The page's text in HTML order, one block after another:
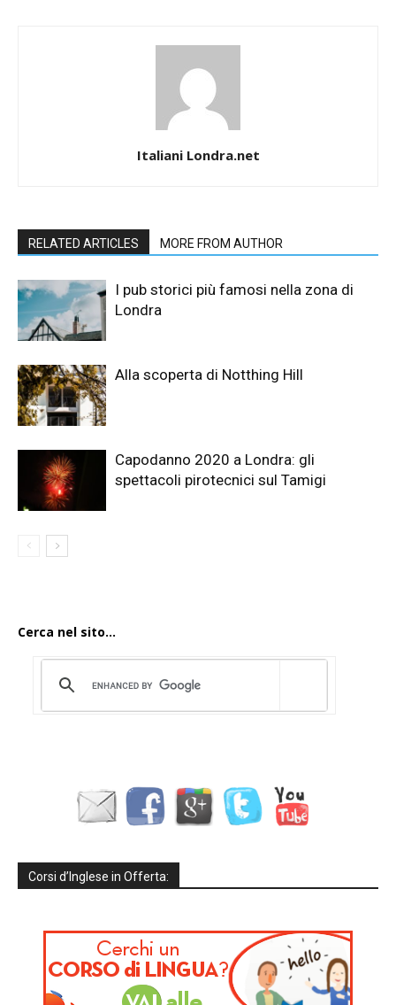
Italiani Londra.net
RELATED ARTICLES MORE FROM AUTHOR
I pub storici più famosi nella zona di
Londra
Alla scoperta di Notthing Hill
Capodanno 2020 a Londra: gli
spettacoli pirotecnici sul Tamigi
Cerca nel sito...
Corsi d’Inglese in Offerta: